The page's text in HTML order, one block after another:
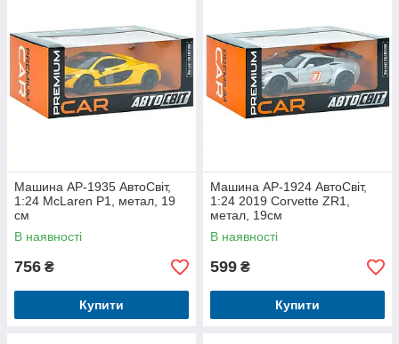
Машина AP-1935 АвтоСвіт,
1:24 McLaren P1, метал, 19
см
В наявності
756 ₴
Купити
Машина AP-1924 АвтоСвіт,
1:24 2019 Corvette ZR1,
метал, 19см
В наявності
599 ₴
Купити